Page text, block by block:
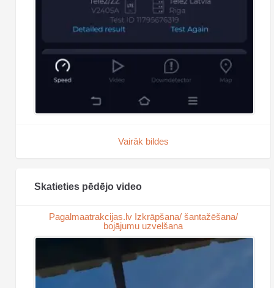
Vairāk bildes
Skatieties pēdējo video
Pagalmaatrakcijas.lv Izkrāpšana/ šantažēšana/
bojājumu uzvelšana